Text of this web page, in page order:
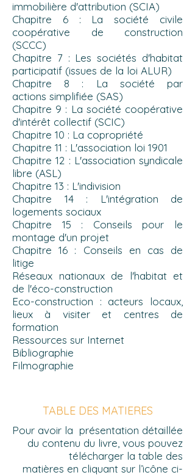
immobilière d'attribution (SCIA)
Chapitre 6 : La société civile
coopérative de construction
(SCCC)
Chapitre 7 : Les sociétés d'habitat
participatif (issues de la loi ALUR)
Chapitre 8 : La société par
actions simplifiée (SAS)
Chapitre 9 : La société coopérative
d'intérêt collectif (SCIC)
Chapitre 10 : La copropriété
Chapitre 11 : L'association loi 1901
Chapitre 12 : L'association syndicale
libre (ASL)
Chapitre 13 : L'indivision
Chapitre 14 : L'intégration de
logements sociaux
Chapitre 15 : Conseils pour le
montage d'un projet
Chapitre 16 : Conseils en cas de
litige
Réseaux nationaux de l'habitat et
de l'éco-construction
Eco-construction : acteurs locaux,
lieux à visiter et centres de
formation
Ressources sur Internet
Bibliographie
Filmographie
TABLE DES MATIERES
Pour avoir la présentation détaillée
du contenu du livre, vous pouvez
télécharger la table des
matières en cliquant sur l’icône ci-